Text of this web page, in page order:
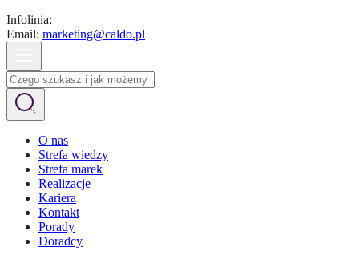
Infolinia:
Email: marketing@caldo.pl
O nas
Strefa wiedzy
Strefa marek
Realizacje
Kariera
Kontakt
Porady
Doradcy